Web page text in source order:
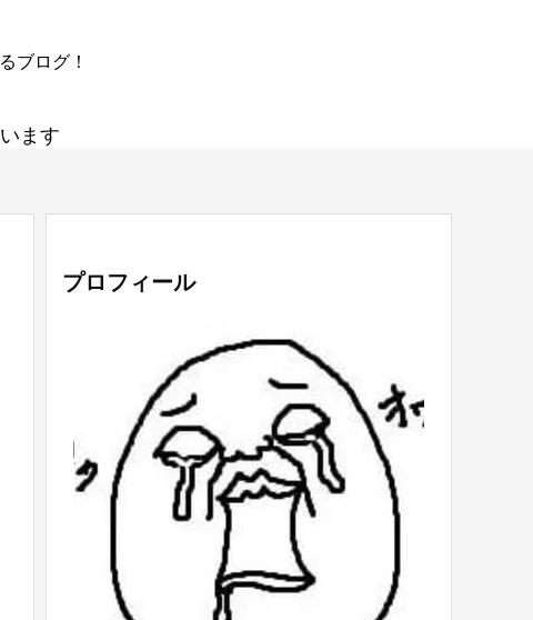
ブログ！
ます
プロフィール